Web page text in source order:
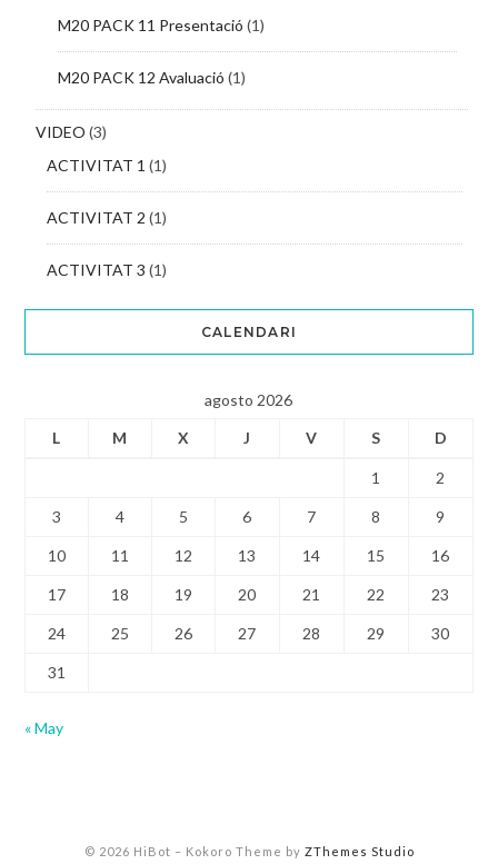
M20 PACK 11 Presentació (1)
M20 PACK 12 Avaluació (1)
VIDEO (3)
ACTIVITAT 1 (1)
ACTIVITAT 2 (1)
ACTIVITAT 3 (1)
CALENDARI
agosto 2026
L
M X J V S D
1 2
3 4 5 6 7 8 9
10 11 12 13 14 15 16
17 18 19 20 21 22 23
24 25 26 27 28 29 30
31
« May
© 2026 HiBot – Kokoro Theme by ZThemes Studio